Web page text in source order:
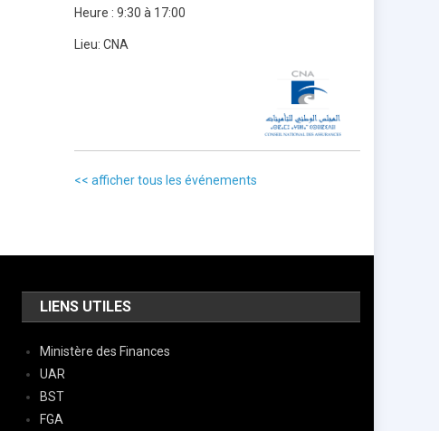
Heure :9:30 à 17:00
Lieu:CNA
<< afficher tous les événements
LIENS UTILES
Ministère des Finances
UAR
BST
FGA